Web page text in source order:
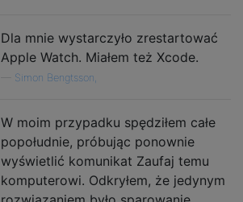
Dla mnie wystarczyło zrestartować
Apple Watch. Miałem też Xcode.
Simon Bengtsson,
W moim przypadku spędziłem całe
popołudnie, próbując ponownie
wyświetlić komunikat Zaufaj temu
komputerowi. Odkryłem, że jedynym